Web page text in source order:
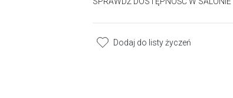
Dodaj do listy życzeń